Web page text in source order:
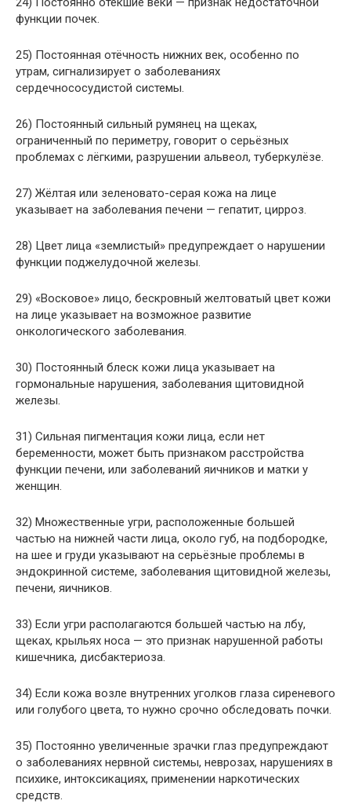
функции почек.
25) Постоянная отёчность нижних век, особенно по
утрам, сигнализирует о заболеваниях
сердечнососудистой системы.
26) Постоянный сильный румянец на щеках,
ограниченный по периметру, говорит о серьёзных
проблемах с лёгкими, разрушении альвеол, туберкулёзе.
27) Жёлтая или зеленовато-серая кожа на лице
указывает на заболевания печени — гепатит, цирроз.
28) Цвет лица «землистый» предупреждает о нарушении
функции поджелудочной железы.
29) «Восковое» лицо, бескровный желтоватый цвет кожи
на лице указывает на возможное развитие
онкологического заболевания.
30) Постоянный блеск кожи лица указывает на
гормональные нарушения, заболевания щитовидной
железы.
31) Сильная пигментация кожи лица, если нет
беременности, может быть признаком расстройства
функции печени, или заболеваний яичников и матки у
женщин.
32) Множественные угри, расположенные большей
частью на нижней части лица, около губ, на подбородке,
на шее и груди указывают на серьёзные проблемы в
эндокринной системе, заболевания щитовидной железы,
печени, яичников.
33) Если угри располагаются большей частью на лбу,
щеках, крыльях носа — это признак нарушенной работы
кишечника, дисбактериоза.
34) Если кожа возле внутренних уголков глаза сиреневого
или голубого цвета, то нужно срочно обследовать почки.
35) Постоянно увеличенные зрачки глаз предупреждают
о заболеваниях нервной системы, неврозах, нарушениях в
психике, интоксикациях, применении наркотических
средств.